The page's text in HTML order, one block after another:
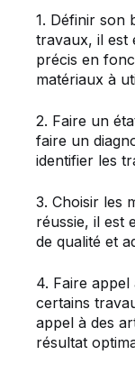
1. Définir son
travaux, il est
précis en
matériaux à
2. Faire un
faire un
identifier les
3. Choisir les
réussie, il est
de qualité et
4. Faire
certains
appel à des
résultat